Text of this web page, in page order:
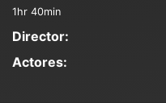
1hr 40min
Director:
Actores: